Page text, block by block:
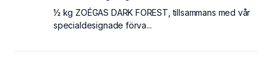
½ kg ZOÉGAS DARK FOREST, tillsammans med vår
specialdesignade förva...